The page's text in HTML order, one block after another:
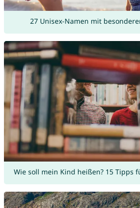
27 Unisex-Namen mit
Wie soll mein Kind heißen? 15 Tipps